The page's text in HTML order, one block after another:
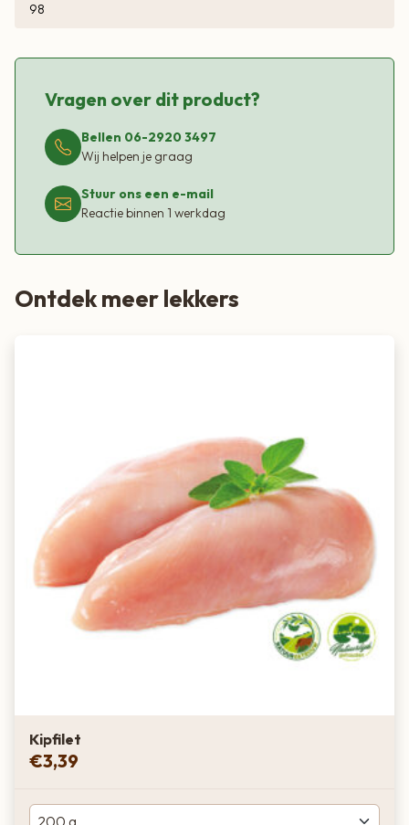
98
Vragen over dit product?
Bellen 06-2920 3497
Wij helpen je graag
Stuur ons een e-mail
Reactie binnen 1 werkdag
Ontdek meer lekkers
Kipfilet
€3,39